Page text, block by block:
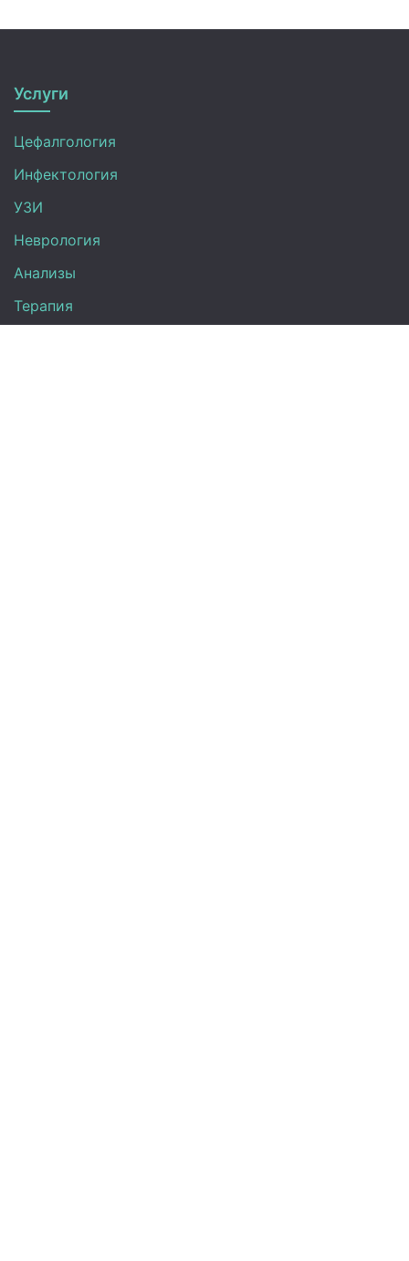
Услуги
Цефалгология
Инфектология
УЗИ
Неврология
Анализы
Терапия